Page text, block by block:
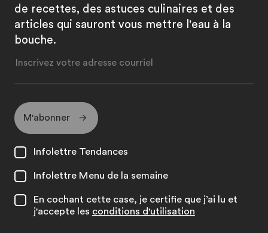
de recettes, des astuces culinaires et des
articles qui sauront vous mettre l'eau à la
bouche.
M'abonner
Infolettre Tendances
Infolettre Menu de la semaine
En cochant cette case, je certifie que j’ai lu et
j'accepte les conditions d'utilisation